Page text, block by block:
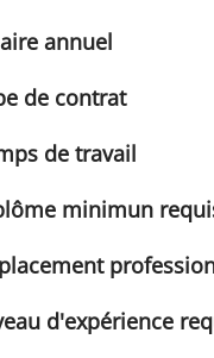
annuel
de contrat
de travail
minimun
d'expérience